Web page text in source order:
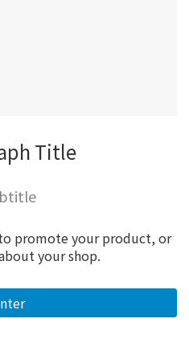
Title
promote your product, or
your shop.